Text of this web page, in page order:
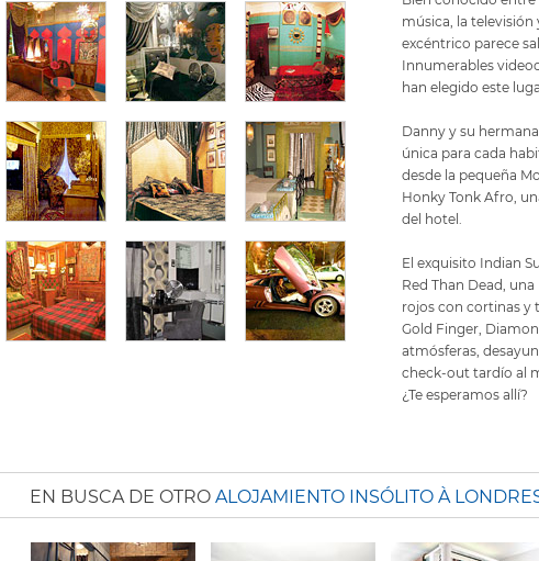
música, la
excéntrico parece
Innumerables
han elegido este
Danny y su
única para cada
desde la pequeña
Honky Tonk Afro,
del hotel.
El exquisito Indian
Red Than Dead,
rojos con cortinas y
Gold Finger,
atmósferas,
check-out tardío al
¿Te esperamos allí?
EN BUSCA DE OTRO ALOJAMIENTO INSÓLITO À